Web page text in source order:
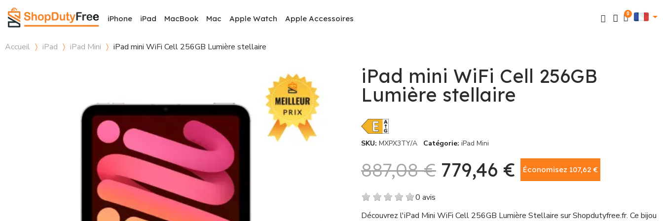
iPhone iPad MacBook Mac Apple Watch Apple Accessoires
Accueil iPad iPad Mini iPad mini WiFi Cell 256GB Lumière stellaire
iPad mini WiFi Cell 256GB
Lumière stellaire
SKU MXPX3TY/A Catégorie iPad Mini
887,08 € 779,46 € Économisez 107,62 €
0 avis
Découvrez l'iPad Mini WiFi Cell 256GB Lumière Stellaire sur Shopdutyfree.fr. Ce bijou